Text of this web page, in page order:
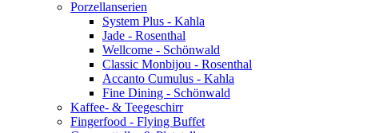
Porzellanserien
System Plus - Kahla
Jade - Rosenthal
Wellcome - Schönwald
Classic Monbijou - Rosenthal
Accanto Cumulus - Kahla
Fine Dining - Schönwald
Kaffee- & Teegeschirr
Fingerfood - Flying Buffet